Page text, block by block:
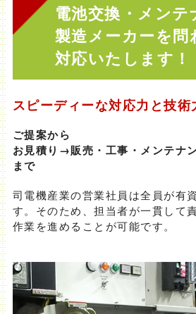
電池交換・メンテ
製造メーカーを問
対応いたします！
スピーディーな対応力と技術
ご提案から
お見積り→販売・工事・メンテナ
まで
司電機産業の営業社員は全員が有
す。そのため、担当者が一貫して
作業を進めることが可能です。